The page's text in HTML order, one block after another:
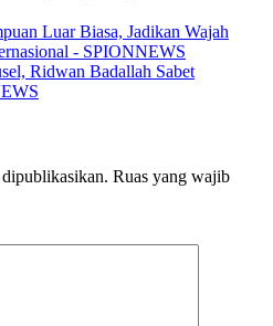
Luar Biasa, Jadikan Wajah
- SPIONNEWS
Ridwan Badallah Sabet
Ruas yang wajib